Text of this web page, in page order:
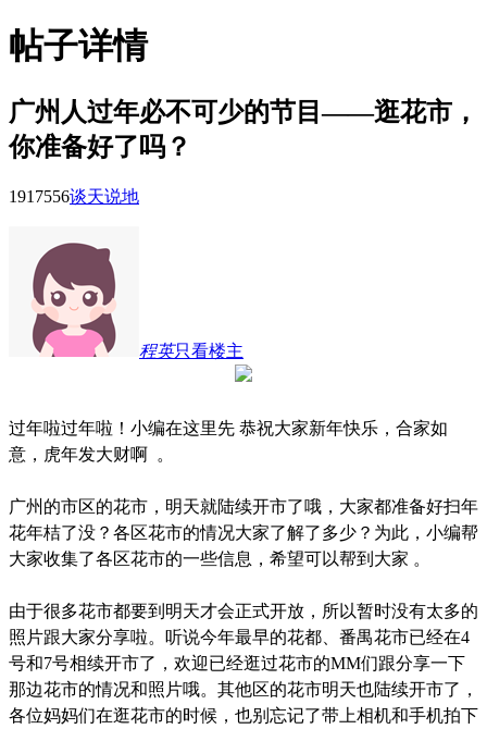
帖子详情
广州人过年必不可少的节目——逛花市，
你准备好了吗？
1917556谈天说地
程英只看楼主
过年啦过年啦！小编在这里先 恭祝大家新年快乐，合家如
意，虎年发大财啊 。
广州的市区的花市，明天就陆续开市了哦，大家都准备好扫年
花年桔了没？各区花市的情况大家了解了多少？为此，小编帮
大家收集了各区花市的一些信息，希望可以帮到大家 。
由于很多花市都要到明天才会正式开放，所以暂时没有太多的
照片跟大家分享啦。 听说今年最早的花都、番禺花市已经在4
号和7号相续开市了，欢迎已经逛过花市的MM们跟分享一下
那边花市的情况和照片哦。其他区的花市明天也陆续开市了，
各位妈妈们在逛花市的时候，也别忘记了带上相机和手机拍下